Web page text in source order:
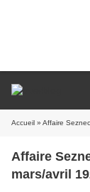
Accueil » Affaire
Affaire
mars/avril